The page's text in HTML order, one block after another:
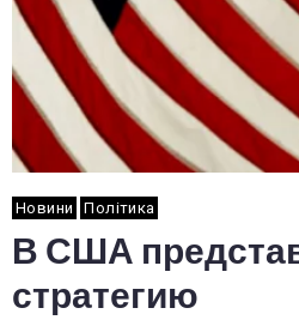
Новини Політика
В США
стратегию